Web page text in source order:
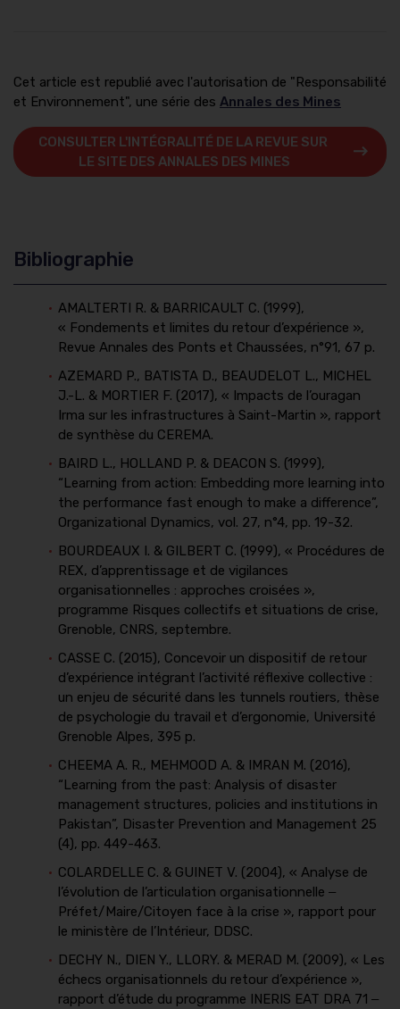
Cet article est republié avec l'autorisation de "Responsabilité
et Environnement", une série des Annales des Mines
CONSULTER L'INTÉGRALITÉ DE LA REVUE SUR
LE SITE DES ANNALES DES MINES
Bibliographie
AMALTERTI R. & BARRICAULT C. (1999),
« Fondements et limites du retour d’expérience »,
Revue Annales des Ponts et Chaussées, n°91, 67 p.
AZEMARD P., BATISTA D., BEAUDELOT L., MICHEL
J.-L. & MORTIER F. (2017), « Impacts de l’ouragan
Irma sur les infrastructures à Saint-Martin », rapport
de synthèse du CEREMA.
BAIRD L., HOLLAND P. & DEACON S. (1999),
“Learning from action: Embedding more learning into
the performance fast enough to make a difference”,
Organizational Dynamics, vol. 27, n°4, pp. 19-32.
BOURDEAUX I. & GILBERT C. (1999), « Procédures de
REX, d’apprentissage et de vigilances
organisationnelles : approches croisées »,
programme Risques collectifs et situations de crise,
Grenoble, CNRS, septembre.
CASSE C. (2015), Concevoir un dispositif de retour
d’expérience intégrant l’activité réflexive collective :
un enjeu de sécurité dans les tunnels routiers, thèse
de psychologie du travail et d’ergonomie, Université
Grenoble Alpes, 395 p.
CHEEMA A. R., MEHMOOD A. & IMRAN M. (2016),
“Learning from the past: Analysis of disaster
management structures, policies and institutions in
Pakistan”, Disaster Prevention and Management 25
(4), pp. 449-463.
COLARDELLE C. & GUINET V. (2004), « Analyse de
l’évolution de l’articulation organisationnelle ‒
Préfet/Maire/Citoyen face à la crise », rapport pour
le ministère de l’Intérieur, DDSC.
DECHY N., DIEN Y., LLORY. & MERAD M. (2009), « Les
échecs organisationnels du retour d’expérience »,
rapport d’étude du programme INERIS EAT DRA 71 ‒